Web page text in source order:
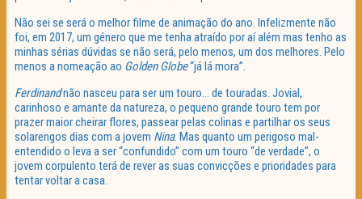
Não sei se será o melhor filme de animação do ano. Infelizmente não
foi, em 2017, um género que me tenha atraído por aí além mas tenho as
minhas sérias dúvidas se não será, pelo menos, um dos melhores. Pelo
menos a nomeação ao Golden Globe“já lá mora”.
Ferdinandnão nasceu para ser um touro… de touradas. Jovial,
carinhoso e amante da natureza, o pequeno grande touro tem por
prazer maior cheirar flores, passear pelas colinas e partilhar os seus
solarengos dias com a jovem Nina. Mas quanto um perigoso mal-
entendido o leva a ser “confundido” com um touro “de verdade”, o
jovem corpulento terá de rever as suas convicções e prioridades para
tentar voltar a casa.